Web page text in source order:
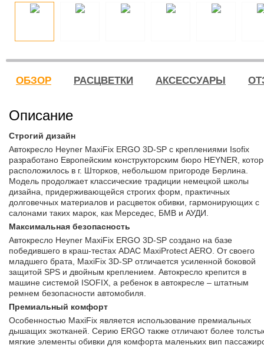
ОБЗОР РАСЦВЕТКИ АКСЕССУАРЫ
Описание
Строгий дизайн
Автокресло Heyner MaxiFix ERGO 3D-SP с креплениями Isofix
разработано Европейским конструкторским бюро HEYNER,
расположилось в г. Шторков, небольшом пригороде Берлина.
Модель продолжает классические традиции немецкой школы
дизайна, придерживающейся строгих форм, практичных
долговечных материалов и расцветок обивки, гармонирующих с
салонами таких марок, как Мерседес, БМВ и АУДИ.
Максимальная безопасность
Автокресло Heyner MaxiFix ERGO 3D-SP создано на базе
победившего в краш-тестах ADAC MaxiProtect AERO. От своего
младшего брата, MaxiFix 3D-SP отличается усиленной боковой
защитой SPS и двойным креплением. Автокресло крепится в
машине системой ISOFIX, а ребенок в автокресле – штатным
ремнем безопасности автомобиля.
Премиальный комфорт
Особенностью MaxiFix является использование премиальных
дышащих экотканей. Серию ERGO также отличают более
мягкие элементы обивки для комфорта маленьких вип